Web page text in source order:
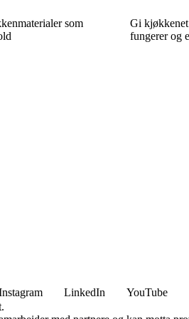
som
Gi
fungerer og
LinkedIn YouTube